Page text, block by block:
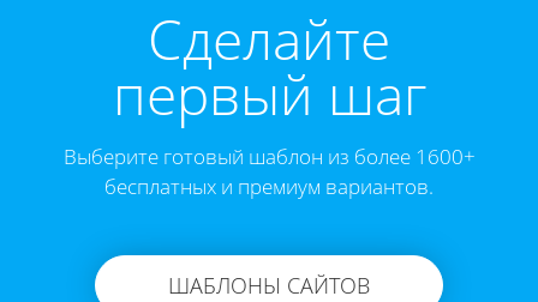
Cделайте
первый шаг
Выберите готовый шаблон из более 1600+
бесплатных и премиум вариантов.
ШАБЛОНЫ САЙТОВ